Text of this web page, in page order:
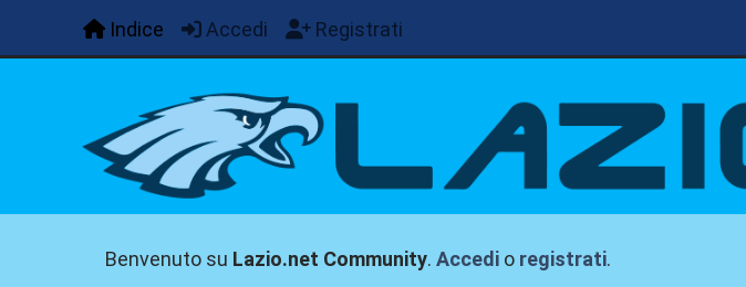
Indice Accedi Registrati
Benvenuto su Lazio.net Community.Accedi o registrati.